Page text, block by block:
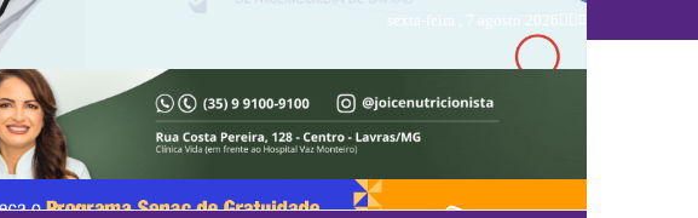
sexta-feira , 7 agosto 2026